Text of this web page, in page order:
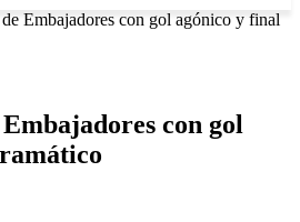
Embajadores con gol agónico y final
con gol